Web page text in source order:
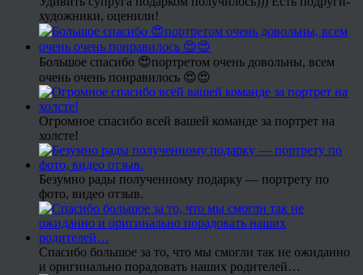
художники, оценили!
Большое спасибо 😍портретом очень довольны, всем
очень очень понравилось 😍😍
Огромное спасибо всей вашей команде за портрет на
холсте!
Безумно рады полученному подарку — портрету по
фото, видео отзыв.
Спасибо большое за то, что мы смогли так не ожиданно
и оригинально порадовать наших родителей…